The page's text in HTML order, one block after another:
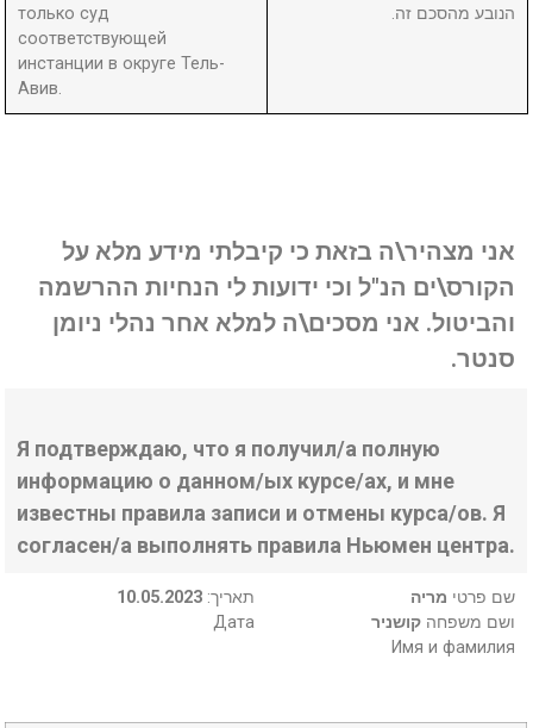
только суд
соответствующей
инстанции в округе Тель-
Авив.
הנובע מהסכם זה.
אני מצהיר\ה בזאת כי קיבלתי מידע מלא על
הקורס\ים הנ"ל וכי ידועות לי הנחיות ההרשמה
והביטול. אני מסכים\ה למלא אחר נהלי ניומן
סנטר.
Я подтверждаю, что я получил/а полную
информацию о данном/ых курсе/ах, и мне
известны правила записи и отмены курса/ов. Я
согласен/а выполнять правила Ньюмен центра.
10.05.2023 :תאריך
Дата
שם פרטי מריה
ושם משפחה קושניר
Имя и фамилия